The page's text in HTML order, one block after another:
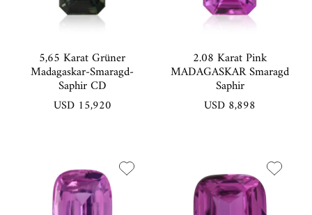
5,65 Karat Grüner
Madagaskar-Smaragd-
Saphir CD
USD 15,920
2.08 Karat Pink
MADAGASKAR Smaragd
Saphir
USD 8,898